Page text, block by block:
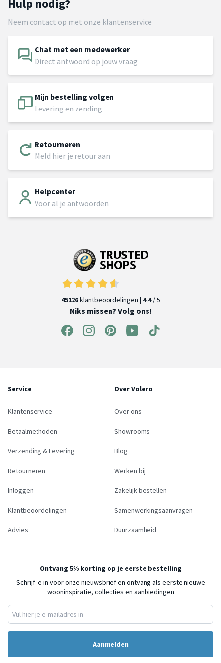
Hulp nodig?
Neem contact op met onze klantenservice
Chat met een medewerker
Direct antwoord op jouw vraag
Mijn bestelling volgen
Levering en zending
Retourneren
Meld hier je retour aan
Helpcenter
Voor al je antwoorden
45126klantbeoordelingen | 4.4/ 5
Niks missen? Volg ons!
Service
Klantenservice
Betaalmethoden
Verzending & Levering
Retourneren
Inloggen
Klantbeoordelingen
Advies
Over Volero
Over ons
Showrooms
Blog
Werken bij
Zakelijk bestellen
Samenwerkingsaanvragen
Duurzaamheid
Ontvang 5% korting op je eerste bestelling
Schrijf je in voor onze nieuwsbrief en ontvang als eerste nieuwe
wooninspiratie, collecties en aanbiedingen
Aanmelden